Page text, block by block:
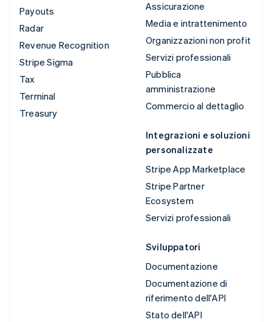
Payouts
Radar
Revenue Recognition
Stripe Sigma
Tax
Terminal
Treasury
Assicurazione
Media e intrattenimento
Organizzazioni non profit
Servizi professionali
Pubblica
amministrazione
Commercio al dettaglio
Integrazioni e soluzioni
personalizzate
Stripe App Marketplace
Stripe Partner
Ecosystem
Servizi professionali
Sviluppatori
Documentazione
Documentazione di
riferimento dell'API
Stato dell'API